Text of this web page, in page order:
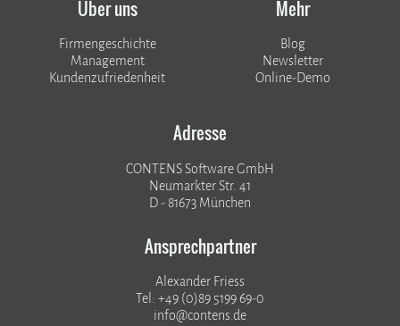
Über uns
Firmengeschichte
Management
Kundenzufriedenheit
Mehr
Blog
Newsletter
Online-Demo
Adresse
CONTENS Software GmbH
Neumarkter Str. 41
D - 81673 München
Ansprechpartner
Alexander Friess
Tel: +49 (0)89 5199 69-0
info@contens.de